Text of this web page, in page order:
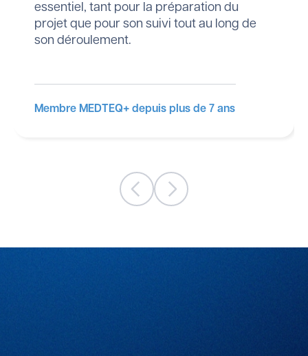
essentiel, tant pour la préparation du
projet que pour son suivi tout au long de
son déroulement.
Membre MEDTEQ+ depuis plus de 7 ans